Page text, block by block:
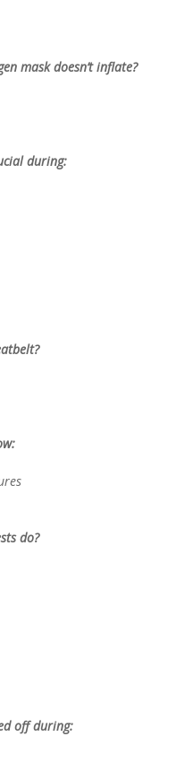
mask doesn’t inflate?
during:
do?
off during: